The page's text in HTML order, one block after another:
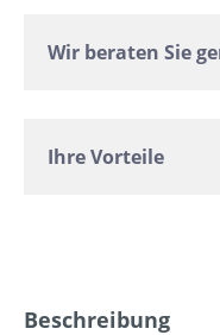
Wir beraten Sie
Ihre Vorteile
Beschreibung